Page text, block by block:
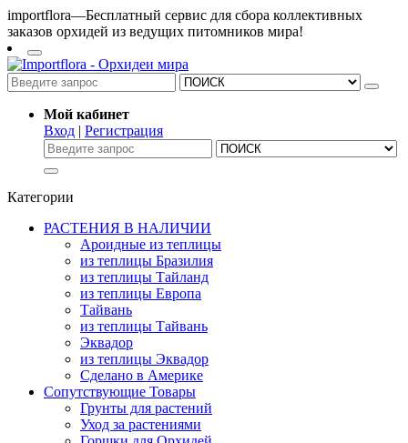
importflora—Бесплатный сервис для сбора коллективных
заказов орхидей из ведущих питомников мира!
Мой кабинет
Вход | Регистрация
Категории
РАСТЕНИЯ В НАЛИЧИИ
Ароидные из теплицы
из теплицы Бразилия
из теплицы Тайланд
из теплицы Европа
Тайвань
из теплицы Тайвань
Эквадор
из теплицы Эквадор
Сделано в Америке
Сопутствующие Товары
Грунты для растений
Уход за растениями